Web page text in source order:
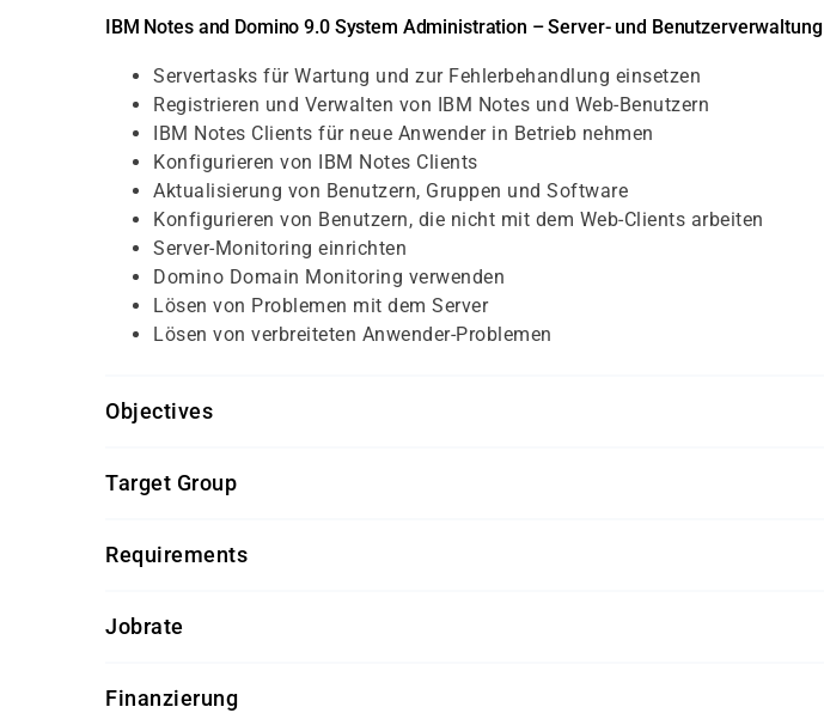
IBM Notes and Domino 9.0 System Administration – Server- und Benutzerverwaltung
Servertasks für Wartung und zur Fehlerbehandlung einsetzen
Registrieren und Verwalten von IBM Notes und Web-Benutzern
IBM Notes Clients für neue Anwender in Betrieb nehmen
Konfigurieren von IBM Notes Clients
Aktualisierung von Benutzern, Gruppen und Software
Konfigurieren von Benutzern, die nicht mit dem Web-Clients arbeiten
Server-Monitoring einrichten
Domino Domain Monitoring verwenden
Lösen von Problemen mit dem Server
Lösen von verbreiteten Anwender-Problemen
Objectives
gute Grundkenntnisse von IBM Notes für Endanwender/-innen
konfiguration oder vergleichbare Kenntnisse
Erfahrungen in der Systemadministration sind empfehlenswert
Target Group
Requirements
Jobrate
Finanzierung